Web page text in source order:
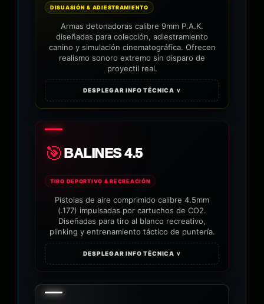
DISUASIÓN & ADIESTRAMIENTO
Armas detonadoras calibre 9mm P.A.K.
diseñadas para colección, adiestramiento
canino y simulación cinematográfica. Ofrecen
realismo sonoro extremo sin disparo de
proyectil real.
DESPLEGAR INFO TÉCNICA ∨
🎯 BALINES 4.5
TIRO DEPORTIVO & RECREACIÓN
Pistolas de aire comprimido calibre 4.5mm
(.177) impulsadas por cartuchos de CO2.
Diseñadas para tiro al blanco recreativo,
plinking y entrenamiento táctico de puntería.
DESPLEGAR INFO TÉCNICA ∨